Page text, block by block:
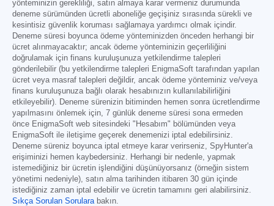
yönteminizin gerekliliği, satın almaya karar vermeniz durumunda
deneme sürümünden ücretli aboneliğe geçişiniz sırasında sürekli ve
kesintisiz güvenlik koruması sağlamaya yardımcı olmak içindir.
Deneme süresi boyunca ödeme yönteminizden önceden herhangi bir
ücret alınmayacaktır; ancak ödeme yönteminizin geçerliliğini
doğrulamak için finans kuruluşunuza yetkilendirme talepleri
gönderilebilir (bu yetkilendirme talepleri EnigmaSoft tarafından yapılan
ücret veya masraf talepleri değildir, ancak ödeme yönteminiz ve/veya
finans kuruluşunuza bağlı olarak hesabınızın kullanılabilirliğini
etkileyebilir). Deneme sürenizin bitiminden hemen sonra ücretlendirme
yapılmasını önlemek için, 7 günlük deneme süresi sona ermeden
önce EnigmaSoft web sitesindeki "Hesabım" bölümünden veya
EnigmaSoft ile iletişime geçerek denemenizi iptal edebilirsiniz.
Deneme süreniz boyunca iptal etmeye karar verirseniz, SpyHunter'a
erişiminizi hemen kaybedersiniz. Herhangi bir nedenle, yapmak
istemediğiniz bir ücretin işlendiğini düşünüyorsanız (örneğin sistem
yönetimi nedeniyle), satın alma tarihinden itibaren 30 gün içinde
istediğiniz zaman iptal edebilir ve ücretin tamamını geri alabilirsiniz.
Sıkça Sorulan Sorularabakın.